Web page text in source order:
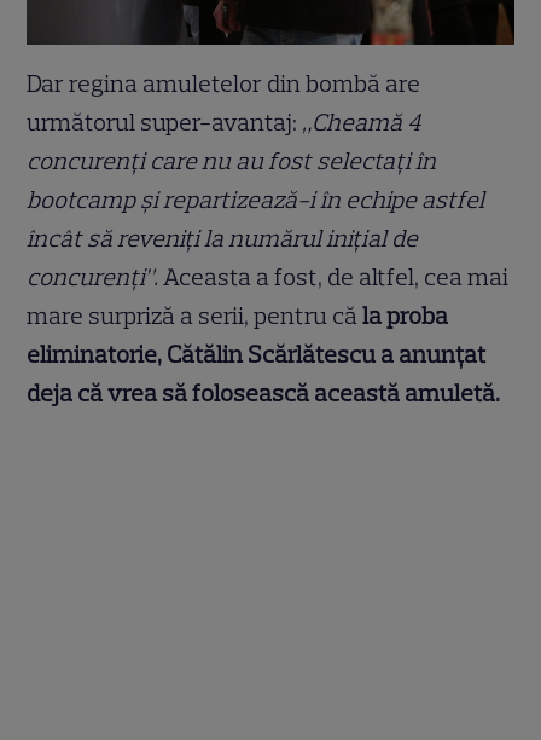
Dar regina amuletelor din bombă are
următorul super-avantaj: „Cheamă 4
concurenți care nu au fost selectați în
bootcamp și repartizează-i în echipe astfel
încât să reveniți la numărul inițial de
concurenți”.Aceasta a fost, de altfel, cea mai
mare surpriză a serii, pentru căla proba
eliminatorie, Cătălin Scărlătescu a anunțat
deja că vrea să folosească această amuletă.